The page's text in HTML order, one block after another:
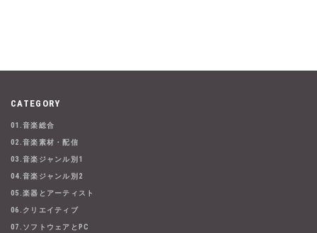
CATEGORY
01.音楽総合
02.音楽素材・配信
03.音楽ジャンル別1
04.音楽ジャンル別2
05.楽器とアーティスト
06.クリエイティブ
07.ソフトウェアとPC